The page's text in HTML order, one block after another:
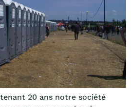
20 ans notre société